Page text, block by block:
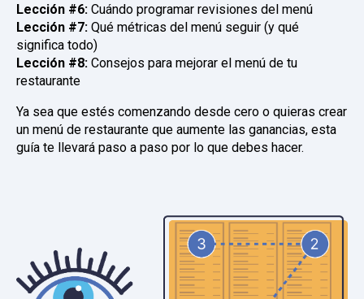
Lección #6: Cuándo programar revisiones del menú
Lección #7: Qué métricas del menú seguir (y qué
significa todo)
Lección #8: Consejos para mejorar el menú de tu
restaurante
Ya sea que estés comenzando desde cero o quieras crear
un menú de restaurante que aumente las ganancias, esta
guía te llevará paso a paso por lo que debes hacer.